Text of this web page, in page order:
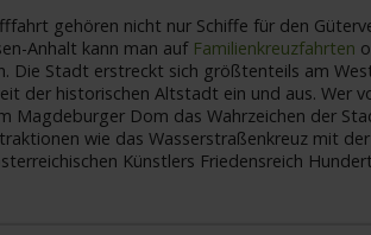
gehören nicht nur Schiffe für den
Anhalt kann man auf Familienkreuzfahrten
Die Stadt erstreckt sich größtenteils am
der historischen Altstadt ein und aus. Wer
Dom das Wahrzeichen der
wie das Wasserstraßenkreuz mit
Künstlers Friedensreich